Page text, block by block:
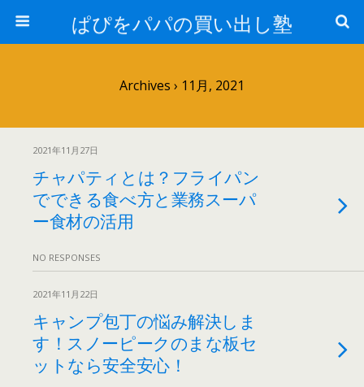
ぱぴをパパの買い出し塾
Archives › 11月, 2021
2021年11月27日
チャパティとは？フライパン
でできる食べ方と業務スーパ
ー食材の活用
NO RESPONSES
2021年11月22日
キャンプ包丁の悩み解決しま
す！スノーピークのまな板セ
ットなら安全安心！